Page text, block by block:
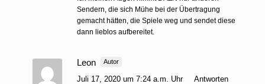
Sendern, die sich Mühe bei der Übertragung
gemacht hätten, die Spiele weg und sendet diese
dann lieblos aufbereitet.
Leon Autor
Juli 17, 2020 um 7:24 a.m. Uhr Antworten